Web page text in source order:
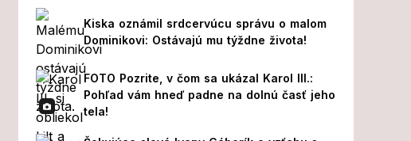
Kiska oznámil srdcervúcu správu o malom
Dominikovi: Ostávajú mu týždne života!
FOTO Pozrite, v čom sa ukázal Karol III.:
Pohľad vám hneď padne na dolnú časť jeho
tela!